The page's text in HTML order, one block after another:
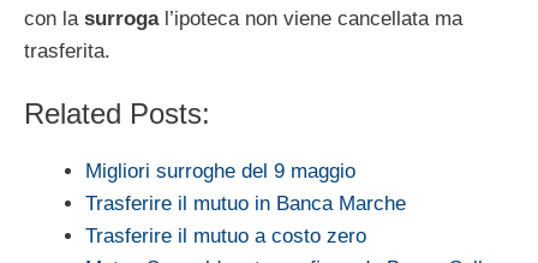
con la surrogal’ipoteca non viene cancellata ma
trasferita.
Related Posts:
Migliori surroghe del 9 maggio
Trasferire il mutuo in Banca Marche
Trasferire il mutuo a costo zero